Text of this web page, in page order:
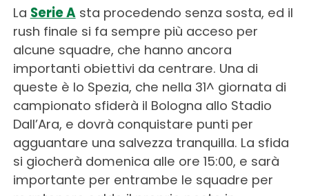
La Serie Asta procedendo senza sosta, ed il
rush finale si fa sempre più acceso per
alcune squadre, che hanno ancora
importanti obiettivi da centrare. Una di
queste è lo Spezia, che nella 31^ giornata di
campionato sfiderà il Bologna allo Stadio
Dall’Ara, e dovrà conquistare punti per
agguantare una salvezza tranquilla. La sfida
si giocherà domenica alle ore 15:00, e sarà
importante per entrambe le squadre per